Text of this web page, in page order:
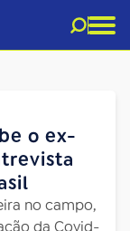
o ex-
no campo,
da Covid-